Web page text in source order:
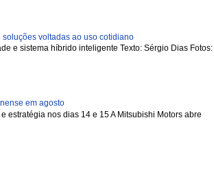
voltadas ao uso cotidiano
e sistema híbrido inteligente Texto: Sérgio Dias Fotos:
em agosto
estratégia nos dias 14 e 15 A Mitsubishi Motors abre